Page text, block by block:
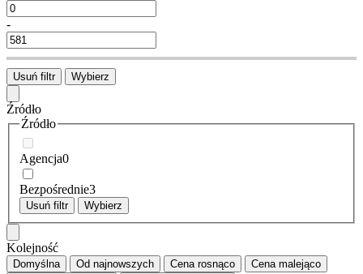
-
Usuń filtr Wybierz
Źródło
Źródło
Agencja0
Bezpośrednie3
Usuń filtr Wybierz
Kolejność
Domyślna Od najnowszych Cenarosnąco Cenamalejąco